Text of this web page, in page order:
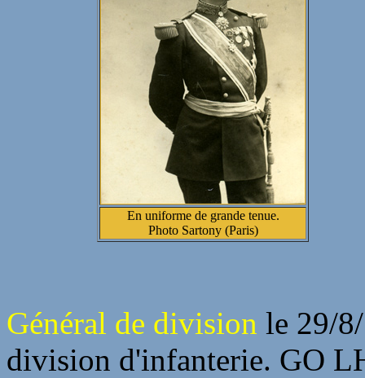
En uniforme de grande tenue.
Photo Sartony (Paris)
Général de division le 29/
division d'infanterie. GO